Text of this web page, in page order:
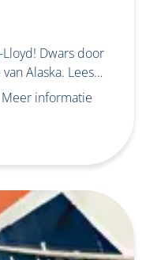
Dwars door
Alaska. Lees…
Meer informatie